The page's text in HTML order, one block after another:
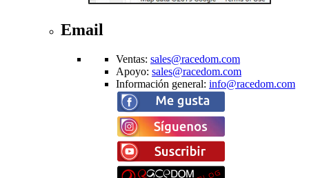
Email
Ventas: sales@racedom.com
Apoyo: sales@racedom.com
Información general: info@racedom.com